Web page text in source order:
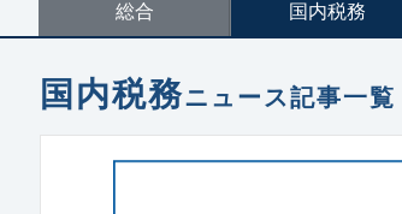
総合 国内税務
国内税務ニュース記事一覧